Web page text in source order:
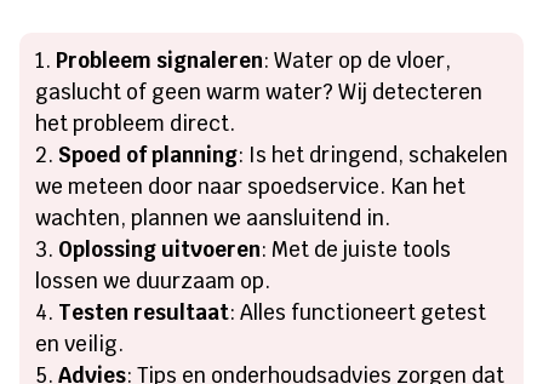
Probleem signaleren: Water op de vloer,
gaslucht of geen warm water? Wij detecteren
het probleem direct.​
Spoed of planning: Is het dringend, schakelen
we meteen door naar spoedservice.​ Kan het
wachten, plannen we aansluitend in.​
Oplossing uitvoeren: Met de juiste tools
lossen we duurzaam op.​
Testen resultaat: Alles functioneert getest
en veilig.​
Advies: Tips en onderhoudsadvies zorgen dat